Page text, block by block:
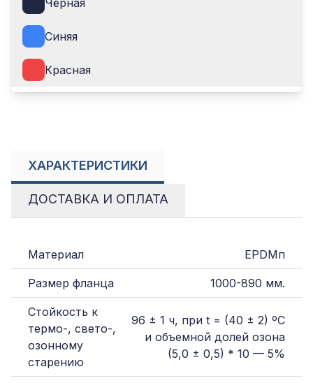
Чёрная
Синяя
Красная
ХАРАКТЕРИСТИКИ
ДОСТАВКА И ОПЛАТА
Материал EPDMп
Размер фланца 1000-890 мм.
Стойкость к
термо-, свето-,
озонному
старению
96 ± 1 ч, при t = (40 ± 2) ºС
и объемной долей озона
(5,0 ± 0,5) * 10 — 5%